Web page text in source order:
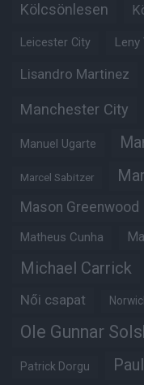
Kölcsönlesen
Leicester City Leny
Lisandro Martinez
Manchester City
Manuel Ugarte
Marcel Sabitzer
Mason Greenwood
Matheus Cunha
Michael Carrick
Női csapat
Ole Gunnar
Patrick Dorgu